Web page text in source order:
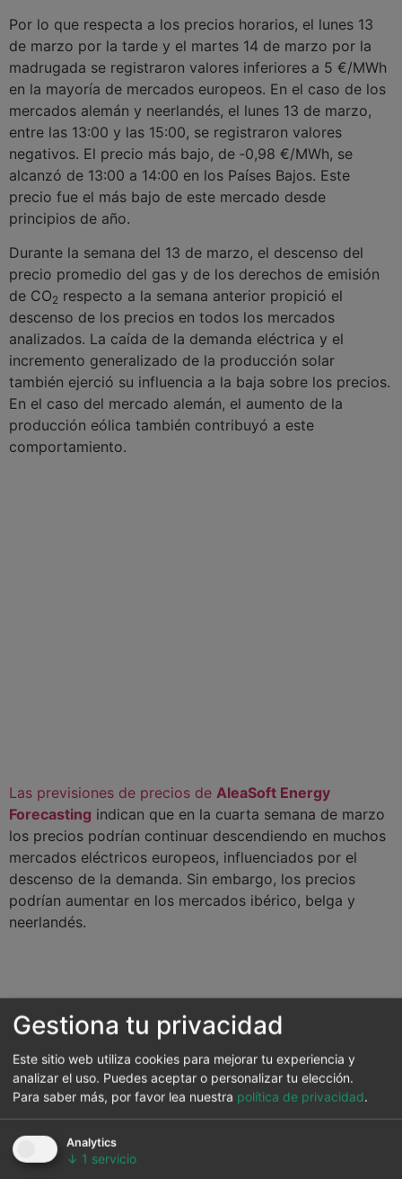
Por lo que respecta a los precios horarios, el lunes 13
de marzo por la tarde y el martes 14 de marzo por la
madrugada se registraron valores inferiores a 5 €/MWh
en la mayoría de mercados europeos. En el caso de los
mercados alemán y neerlandés, el lunes 13 de marzo,
entre las 13:00 y las 15:00, se registraron valores
negativos. El precio más bajo, de ‑0,98 €/MWh, se
alcanzó de 13:00 a 14:00 en los Países Bajos. Este
precio fue el más bajo de este mercado desde
principios de año.
Durante la semana del 13 de marzo, el descenso del
precio promedio del gas y de los derechos de emisión
de CO2 respecto a la semana anterior propició el
descenso de los precios en todos los mercados
analizados. La caída de la demanda eléctrica y el
incremento generalizado de la producción solar
también ejerció su influencia a la baja sobre los precios.
En el caso del mercado alemán, el aumento de la
producción eólica también contribuyó a este
comportamiento.
Las previsiones de precios de AleaSoft Energy
Forecasting indican que en la cuarta semana de marzo
los precios podrían continuar descendiendo en muchos
mercados eléctricos europeos, influenciados por el
descenso de la demanda. Sin embargo, los precios
podrían aumentar en los mercados ibérico, belga y
neerlandés.
Gestiona tu privacidad
Este sitio web utiliza cookies para mejorar tu experiencia y
analizar el uso. Puedes aceptar o personalizar tu elección.
Para saber más, por favor lea nuestra política de privacidad.
Analytics
↓ 1 servicio